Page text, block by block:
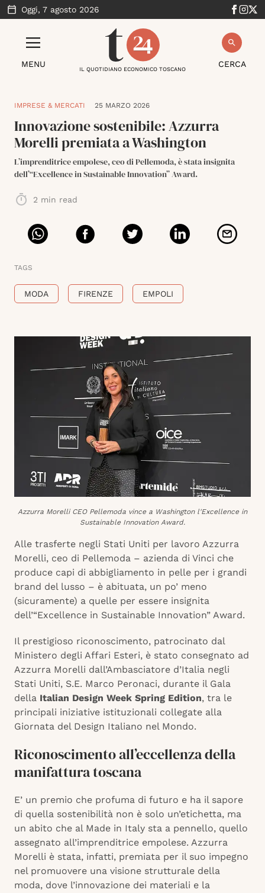
Oggi, 7 agosto 2026
MENU CERCA
IL QUOTIDIANO ECONOMICO TOSCANO
IMPRESE & MERCATI 25 MARZO 2026
Innovazione sostenibile: Azzurra
Morelli premiata a Washington
L’imprenditrice empolese, ceo di Pellemoda, è stata insignita
dell’“Excellence in Sustainable Innovation” Award.
2 min read
TAGS
MODA FIRENZE EMPOLI
Azzurra Morelli CEO Pellemoda vince a Washington l'Excellence in
Sustainable Innovation Award.
Alle trasferte negli Stati Uniti per lavoro Azzurra
Morelli, ceo di Pellemoda – azienda di Vinci che
produce capi di abbigliamento in pelle per i grandi
brand del lusso – è abituata, un po’ meno
(sicuramente) a quelle per essere insignita
dell’“Excellence in Sustainable Innovation” Award.
Il prestigioso riconoscimento, patrocinato dal
Ministero degli Affari Esteri, è stato consegnato ad
Azzurra Morelli dall’Ambasciatore d’Italia negli
Stati Uniti, S.E. Marco Peronaci, durante il Gala
della Italian Design Week Spring Edition, tra le
principali iniziative istituzionali collegate alla
Giornata del Design Italiano nel Mondo.
Riconoscimento all’eccellenza della
manifattura toscana
E’ un premio che profuma di futuro e ha il sapore
di quella sostenibilità non è solo un’etichetta, ma
un abito che al Made in Italy sta a pennello, quello
assegnato all’imprenditrice empolese. Azzurra
Morelli è stata, infatti, premiata per il suo impegno
nel promuovere una visione strutturale della
moda, dove l’innovazione dei materiali e la